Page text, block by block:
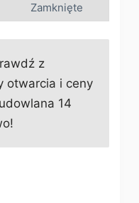
Zamknięte
z
otwarcia i ceny
14